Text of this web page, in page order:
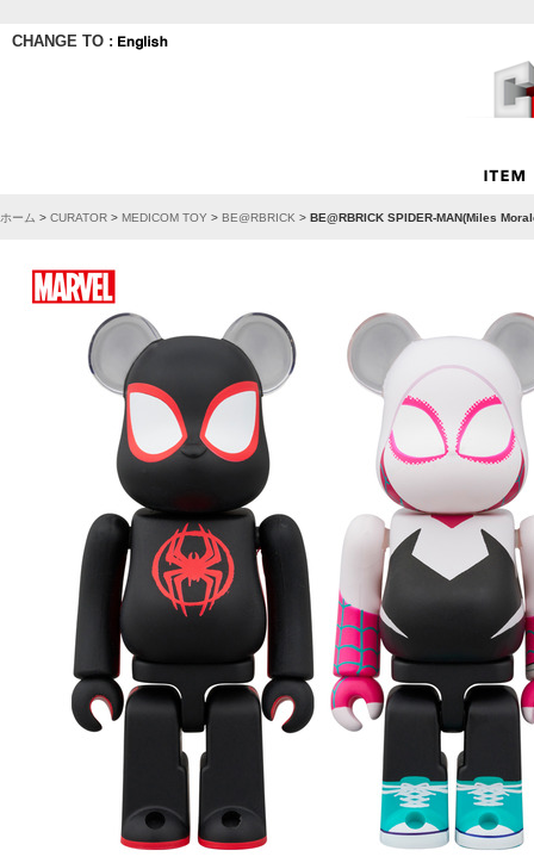
CHANGE TO :
ホーム > CURATOR > MEDICOM TOY > BE@RBRICK > BE@RBRICK SPIDER-MAN(Miles